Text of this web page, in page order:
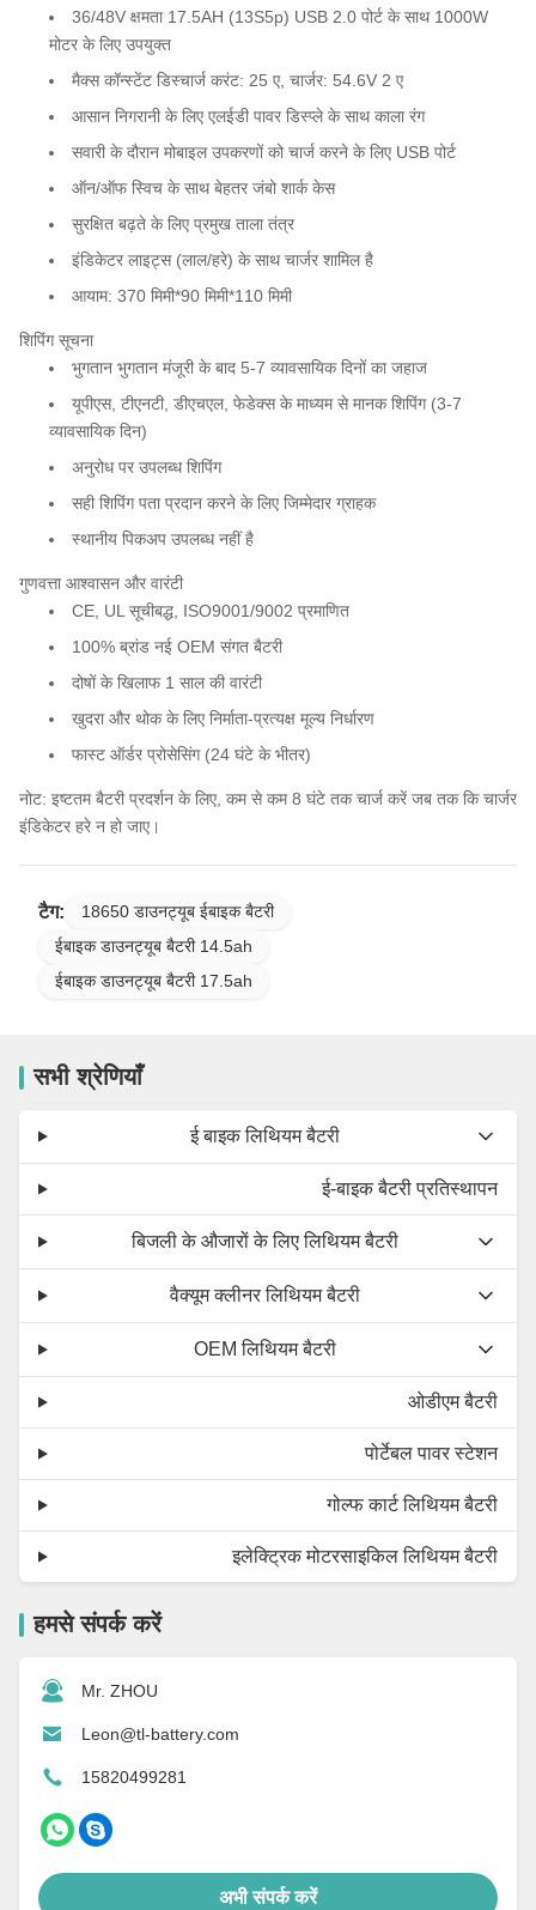
36/48V क्षमता 17.5AH (13S5p) USB 2.0 पोर्ट के साथ 1000W
मोटर के लिए उपयुक्त
मैक्स कॉन्स्टेंट डिस्चार्ज करंट: 25 ए, चार्जर: 54.6V 2 ए
आसान निगरानी के लिए एलईडी पावर डिस्प्ले के साथ काला रंग
सवारी के दौरान मोबाइल उपकरणों को चार्ज करने के लिए USB पोर्ट
ऑन/ऑफ स्विच के साथ बेहतर जंबो शार्क केस
सुरक्षित बढ़ते के लिए प्रमुख ताला तंत्र
इंडिकेटर लाइट्स (लाल/हरे) के साथ चार्जर शामिल है
आयाम: 370 मिमी*90 मिमी*110 मिमी
शिपिंग सूचना
भुगतान भुगतान मंजूरी के बाद 5-7 व्यावसायिक दिनों का जहाज
यूपीएस, टीएनटी, डीएचएल, फेडेक्स के माध्यम से मानक शिपिंग (3-7
व्यावसायिक दिन)
अनुरोध पर उपलब्ध शिपिंग
सही शिपिंग पता प्रदान करने के लिए जिम्मेदार ग्राहक
स्थानीय पिकअप उपलब्ध नहीं है
गुणवत्ता आश्वासन और वारंटी
CE, UL सूचीबद्ध, ISO9001/9002 प्रमाणित
100% ब्रांड नई OEM संगत बैटरी
दोषों के खिलाफ 1 साल की वारंटी
खुदरा और थोक के लिए निर्माता-प्रत्यक्ष मूल्य निर्धारण
फास्ट ऑर्डर प्रोसेसिंग (24 घंटे के भीतर)
नोट: इष्टतम बैटरी प्रदर्शन के लिए, कम से कम 8 घंटे तक चार्ज करें जब तक कि चार्जर
इंडिकेटर हरे न हो जाए।
टैग:
18650 डाउनट्यूब ईबाइक बैटरी
ईबाइक डाउनट्यूब बैटरी 14.5ah
ईबाइक डाउनट्यूब बैटरी 17.5ah
सभी श्रेणियाँ
ई बाइक लिथियम बैटरी
ई-बाइक बैटरी प्रतिस्थापन
बिजली के औजारों के लिए लिथियम बैटरी
वैक्यूम क्लीनर लिथियम बैटरी
OEM लिथियम बैटरी
ओडीएम बैटरी
पोर्टेबल पावर स्टेशन
गोल्फ कार्ट लिथियम बैटरी
इलेक्ट्रिक मोटरसाइकिल लिथियम बैटरी
हमसे संपर्क करें
Mr. ZHOU
Leon@tl-battery.com
15820499281
अभी संपर्क करें